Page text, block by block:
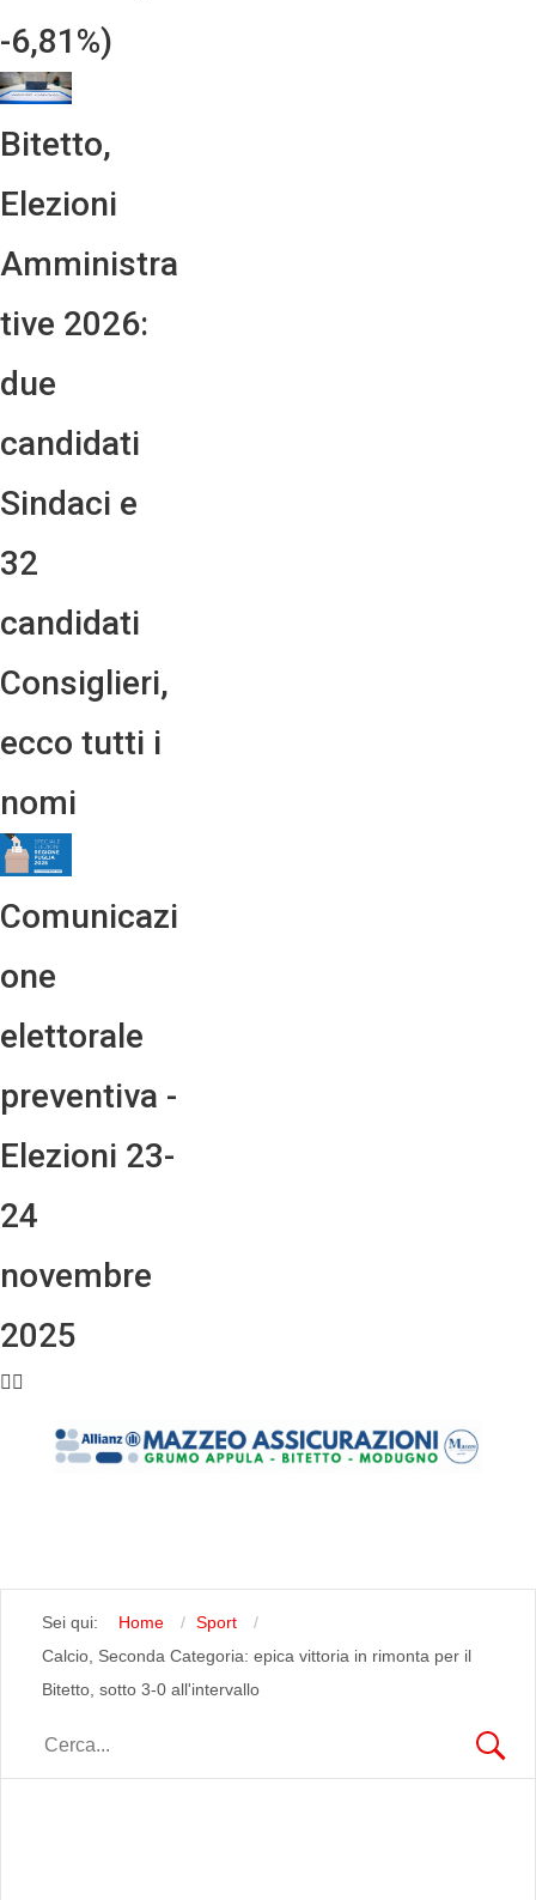
-6,81%)
Bitetto,
Elezioni
Amministra
tive 2026:
due
candidati
Sindaci e
32
candidati
Consiglieri,
ecco tutti i
nomi
Comunicazi
one
elettorale
preventiva -
Elezioni 23-
24
novembre
2025
Sei qui: Home
Sport
Calcio, Seconda Categoria: epica vittoria in rimonta per il
Bitetto, sotto 3-0 all'intervallo